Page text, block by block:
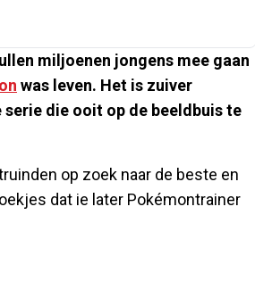
miljoenen jongens mee gaan
was leven. Het is zuiver
die ooit op de beeldbuis te
op zoek naar de beste en
dat ie later Pokémontrainer